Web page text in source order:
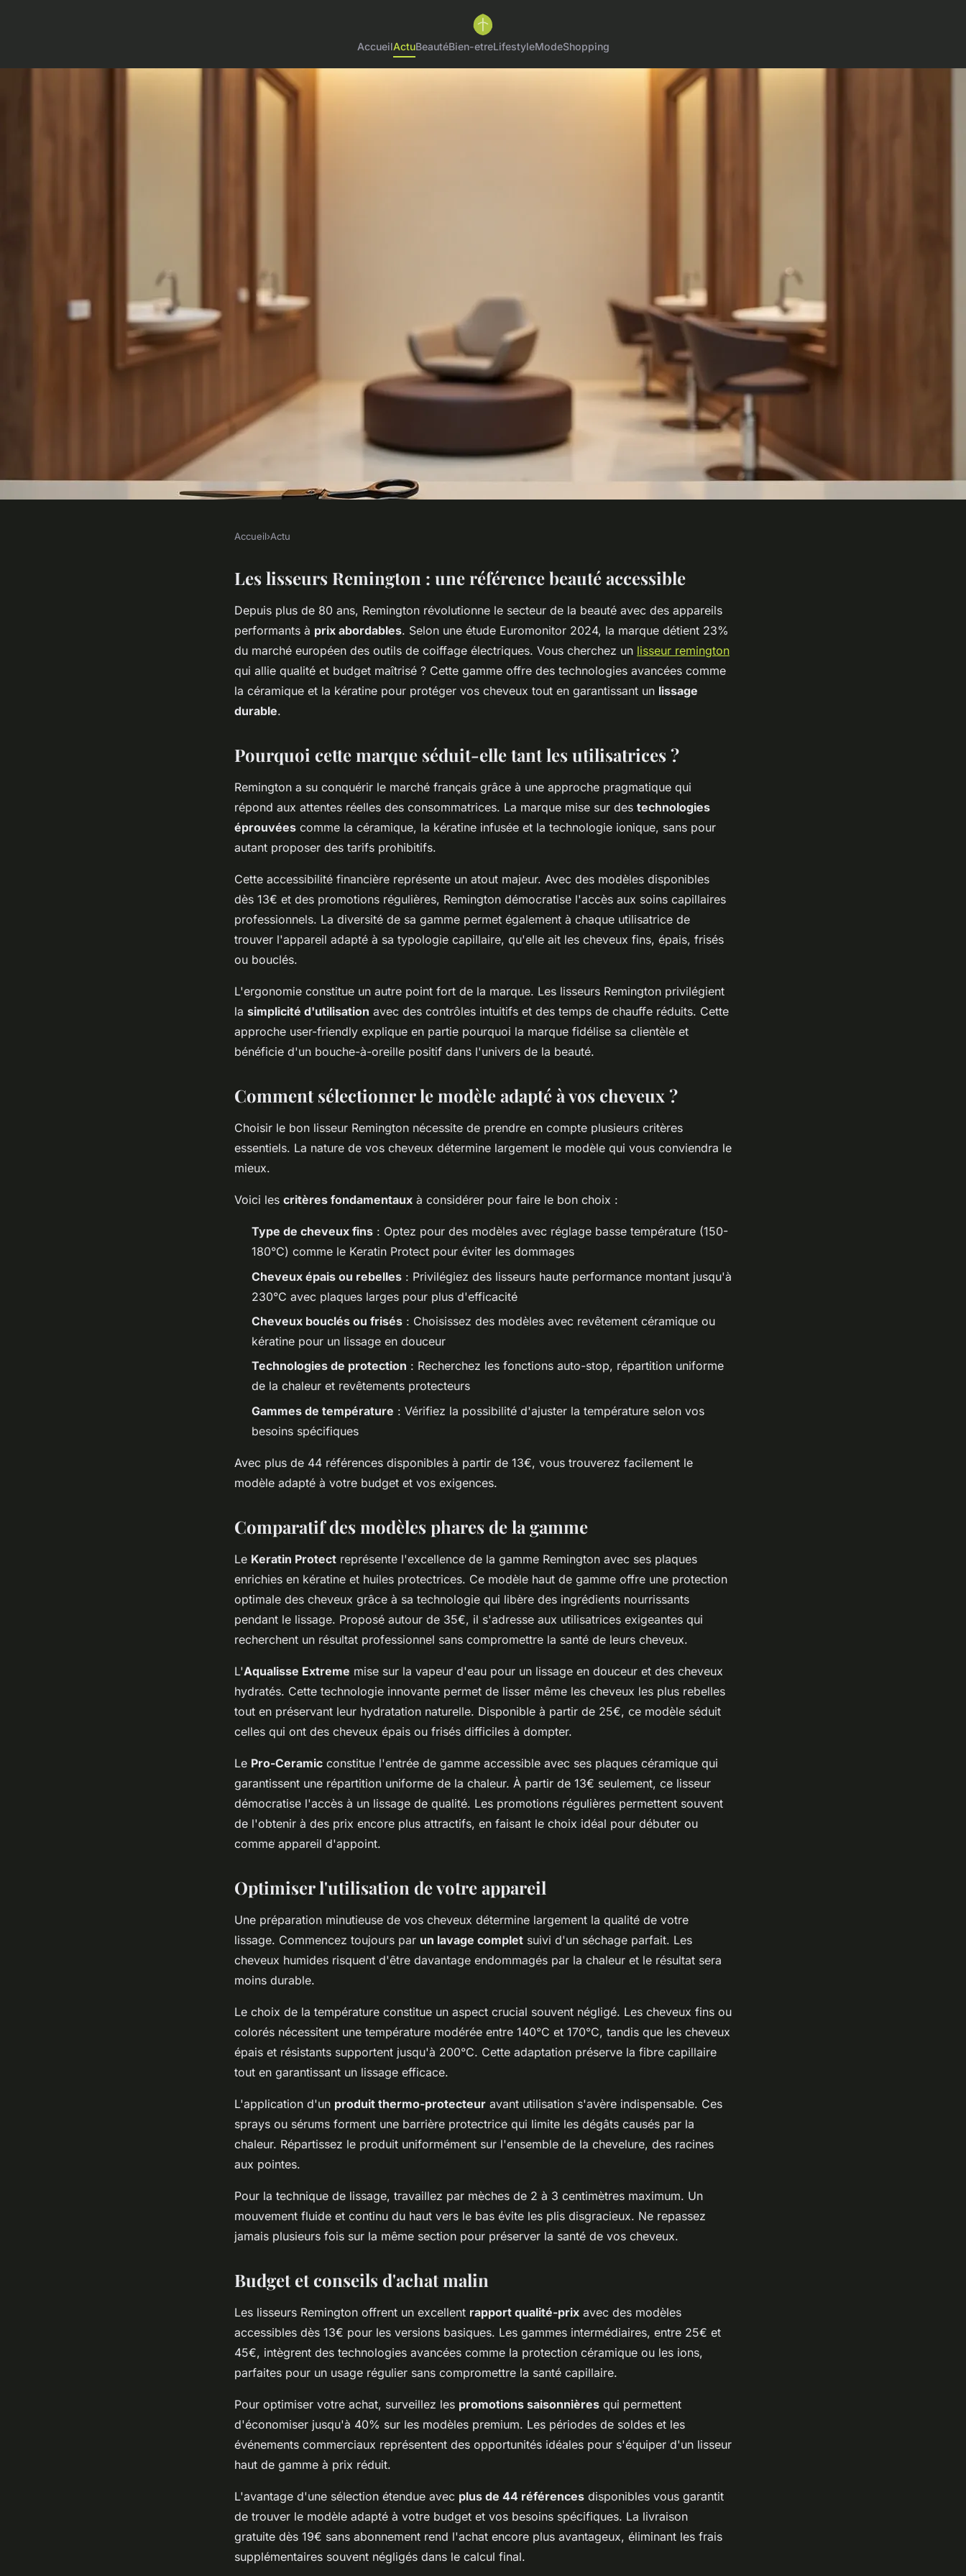
AccueilActuBeautéBien-etreLifestyleModeShopping
Lisseurs remington : comment choisir
le meilleur modèle ?
Accueil›Actu
Les lisseurs Remington : une référence beauté accessible
Depuis plus de 80 ans, Remington révolutionne le secteur de la beauté avec des appareils
performants à prix abordables. Selon une étude Euromonitor 2024, la marque détient 23%
du marché européen des outils de coiffage électriques. Vous cherchez un lisseur remington
qui allie qualité et budget maîtrisé ? Cette gamme offre des technologies avancées comme
la céramique et la kératine pour protéger vos cheveux tout en garantissant un lissage
durable.
Pourquoi cette marque séduit-elle tant les utilisatrices ?
Remington a su conquérir le marché français grâce à une approche pragmatique qui
répond aux attentes réelles des consommatrices. La marque mise sur des technologies
éprouvées comme la céramique, la kératine infusée et la technologie ionique, sans pour
autant proposer des tarifs prohibitifs.
Cette accessibilité financière représente un atout majeur. Avec des modèles disponibles
dès 13€ et des promotions régulières, Remington démocratise l'accès aux soins capillaires
professionnels. La diversité de sa gamme permet également à chaque utilisatrice de
trouver l'appareil adapté à sa typologie capillaire, qu'elle ait les cheveux fins, épais, frisés
ou bouclés.
L'ergonomie constitue un autre point fort de la marque. Les lisseurs Remington privilégient
la simplicité d'utilisation avec des contrôles intuitifs et des temps de chauffe réduits. Cette
approche user-friendly explique en partie pourquoi la marque fidélise sa clientèle et
bénéficie d'un bouche-à-oreille positif dans l'univers de la beauté.
Comment sélectionner le modèle adapté à vos cheveux ?
Choisir le bon lisseur Remington nécessite de prendre en compte plusieurs critères
essentiels. La nature de vos cheveux détermine largement le modèle qui vous conviendra le
mieux.
Voici les critères fondamentaux à considérer pour faire le bon choix :
Type de cheveux fins : Optez pour des modèles avec réglage basse température (150-
180°C) comme le Keratin Protect pour éviter les dommages
Cheveux épais ou rebelles : Privilégiez des lisseurs haute performance montant jusqu'à
230°C avec plaques larges pour plus d'efficacité
Cheveux bouclés ou frisés : Choisissez des modèles avec revêtement céramique ou
kératine pour un lissage en douceur
Technologies de protection : Recherchez les fonctions auto-stop, répartition uniforme
de la chaleur et revêtements protecteurs
Gammes de température : Vérifiez la possibilité d'ajuster la température selon vos
besoins spécifiques
Avec plus de 44 références disponibles à partir de 13€, vous trouverez facilement le
modèle adapté à votre budget et vos exigences.
Comparatif des modèles phares de la gamme
Le Keratin Protect représente l'excellence de la gamme Remington avec ses plaques
enrichies en kératine et huiles protectrices. Ce modèle haut de gamme offre une protection
optimale des cheveux grâce à sa technologie qui libère des ingrédients nourrissants
pendant le lissage. Proposé autour de 35€, il s'adresse aux utilisatrices exigeantes qui
recherchent un résultat professionnel sans compromettre la santé de leurs cheveux.
L'Aqualisse Extreme mise sur la vapeur d'eau pour un lissage en douceur et des cheveux
hydratés. Cette technologie innovante permet de lisser même les cheveux les plus rebelles
tout en préservant leur hydratation naturelle. Disponible à partir de 25€, ce modèle séduit
celles qui ont des cheveux épais ou frisés difficiles à dompter.
Le Pro-Ceramic constitue l'entrée de gamme accessible avec ses plaques céramique qui
garantissent une répartition uniforme de la chaleur. À partir de 13€ seulement, ce lisseur
démocratise l'accès à un lissage de qualité. Les promotions régulières permettent souvent
de l'obtenir à des prix encore plus attractifs, en faisant le choix idéal pour débuter ou
comme appareil d'appoint.
Optimiser l'utilisation de votre appareil
Une préparation minutieuse de vos cheveux détermine largement la qualité de votre
lissage. Commencez toujours par un lavage complet suivi d'un séchage parfait. Les
cheveux humides risquent d'être davantage endommagés par la chaleur et le résultat sera
moins durable.
Le choix de la température constitue un aspect crucial souvent négligé. Les cheveux fins ou
colorés nécessitent une température modérée entre 140°C et 170°C, tandis que les cheveux
épais et résistants supportent jusqu'à 200°C. Cette adaptation préserve la fibre capillaire
tout en garantissant un lissage efficace.
L'application d'un produit thermo-protecteur avant utilisation s'avère indispensable. Ces
sprays ou sérums forment une barrière protectrice qui limite les dégâts causés par la
chaleur. Répartissez le produit uniformément sur l'ensemble de la chevelure, des racines
aux pointes.
Pour la technique de lissage, travaillez par mèches de 2 à 3 centimètres maximum. Un
mouvement fluide et continu du haut vers le bas évite les plis disgracieux. Ne repassez
jamais plusieurs fois sur la même section pour préserver la santé de vos cheveux.
Budget et conseils d'achat malin
Les lisseurs Remington offrent un excellent rapport qualité-prix avec des modèles
accessibles dès 13€ pour les versions basiques. Les gammes intermédiaires, entre 25€ et
45€, intègrent des technologies avancées comme la protection céramique ou les ions,
parfaites pour un usage régulier sans compromettre la santé capillaire.
Pour optimiser votre achat, surveillez les promotions saisonnières qui permettent
d'économiser jusqu'à 40% sur les modèles premium. Les périodes de soldes et les
événements commerciaux représentent des opportunités idéales pour s'équiper d'un lisseur
haut de gamme à prix réduit.
L'avantage d'une sélection étendue avec plus de 44 références disponibles vous garantit
de trouver le modèle adapté à votre budget et vos besoins spécifiques. La livraison
gratuite dès 19€ sans abonnement rend l'achat encore plus avantageux, éliminant les frais
supplémentaires souvent négligés dans le calcul final.